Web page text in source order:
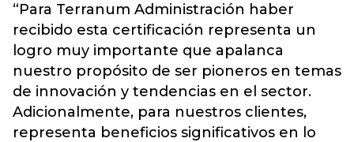
“Para Terranum Administración haber
recibido esta certificación representa un
logro muy importante que apalanca
nuestro propósito de ser pioneros en temas
de innovación y tendencias en el sector.
Adicionalmente, para nuestros clientes,
representa beneficios significativos en lo